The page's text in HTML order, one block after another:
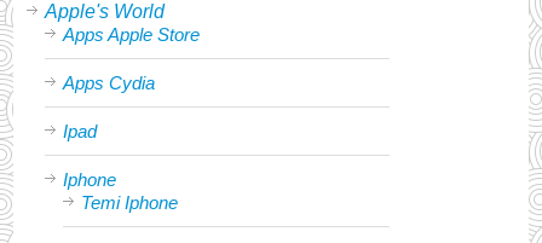
Apple's World
Apps Apple Store
Apps Cydia
Ipad
Iphone
Temi Iphone